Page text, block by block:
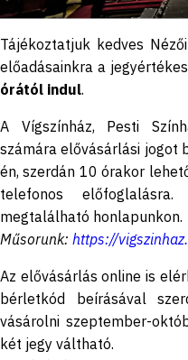
Tájékoztatjuk kedves
előadásainkra a
órától indul.
A Vígszínház, Pesti
számára elővásárlási jogot
én, szerdán 10 órakor
telefonos
megtalálható honlapunkon.
Műsorunk: https://
Az elővásárlás online is
bérletkód beírásával
vásárolni szeptember-
két jegy váltható.